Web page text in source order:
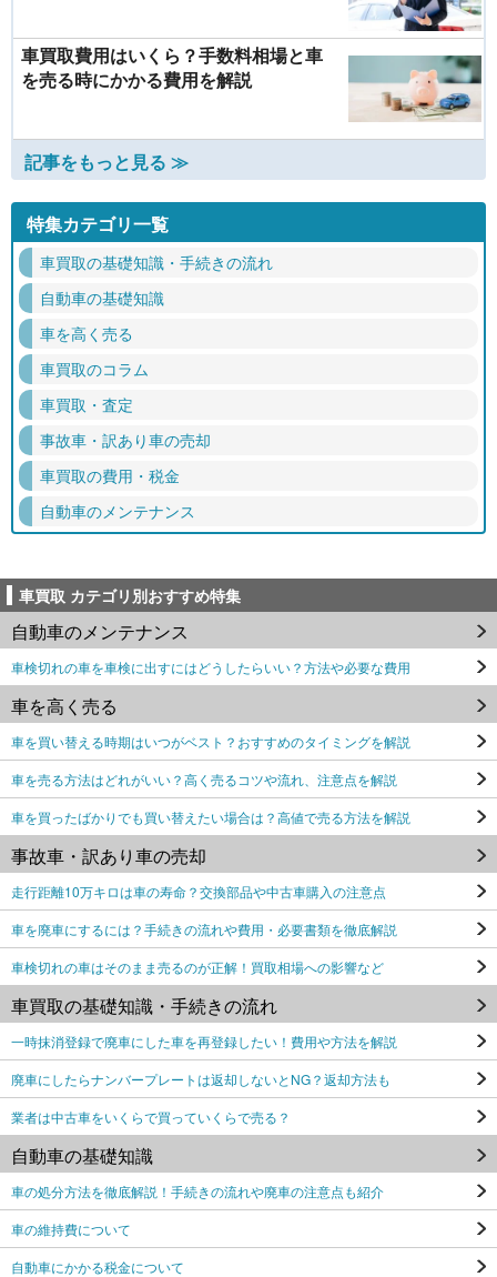
車買取費用はいくら？手数料相場と車
を売る時にかかる費用を解説
記事をもっと見る ≫
特集カテゴリ一覧
車買取の基礎知識・手続きの流れ
自動車の基礎知識
車を高く売る
車買取のコラム
車買取・査定
事故車・訳あり車の売却
車買取の費用・税金
自動車のメンテナンス
車買取 カテゴリ別おすすめ特集
自動車のメンテナンス
車検切れの車を車検に出すにはどうしたらいい？方法や必要な費用
車を高く売る
車を買い替える時期はいつがベスト？おすすめのタイミングを解説
車を売る方法はどれがいい？高く売るコツや流れ、注意点を解説
車を買ったばかりでも買い替えたい場合は？高値で売る方法を解説
事故車・訳あり車の売却
走行距離10万キロは車の寿命？交換部品や中古車購入の注意点
車を廃車にするには？手続きの流れや費用・必要書類を徹底解説
車検切れの車はそのまま売るのが正解！買取相場への影響など
車買取の基礎知識・手続きの流れ
一時抹消登録で廃車にした車を再登録したい！費用や方法を解説
廃車にしたらナンバープレートは返却しないとNG？返却方法も
業者は中古車をいくらで買っていくらで売る？
自動車の基礎知識
車の処分方法を徹底解説！手続きの流れや廃車の注意点も紹介
車の維持費について
自動車にかかる税金について